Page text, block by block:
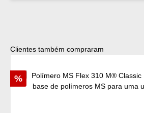
Ignorar a galeria de produtos
Clientes também compraram
Desconto
%